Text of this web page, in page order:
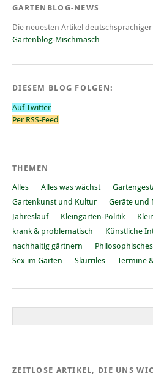
GARTENBLOG-NEWS
Die neuesten Artikel
Gartenblog-Mischmasch
DIESEM BLOG FOLGEN:
Auf Twitter
Per RSS-Feed
THEMEN
Alles Alles was wächst
Gartenkunst und Kultur
Geräte und
Jahreslauf
Kleingarten-Politik
krank & problematisch
Künstliche
nachhaltig gärtnern
Philosophisches
Sex im Garten
Skurriles Termine
ZEITLOSE ARTIKEL, DIE UNS